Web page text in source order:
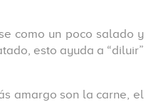
como un poco salado y
esto ayuda a “diluir”
amargo son la carne, el